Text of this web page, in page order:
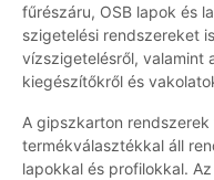
fűrészáru, OSB lapok és
szigetelési rendszereket
vízszigetelésről, valamint
kiegészítőkről és
A gipszkarton
termékválasztékkal áll
lapokkal és profilokkal.